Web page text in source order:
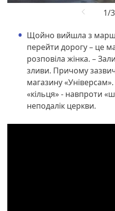
Щойно вийшла з
перейти дорогу – це
розповіла жінка. –
зливи. Причому
магазину
«кільця» - навпроти
неподалік церкви.